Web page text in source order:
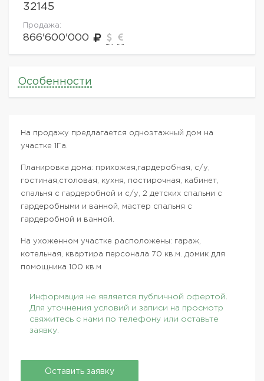
32145
Продажа:
866'600'000
Особенности
На продажу предлагается одноэтажный дом на
участке 1Га.
Планировка дома: прихожая,гардеробная, с/у,
гостиная,столовая, кухня, постирочная, кабинет,
спальня с гардеробной и с/у, 2 детских спальни с
гардеробными и ванной, мастер спальня с
гардеробной и ванной.
На ухоженном участке расположены: гараж,
котельная, квартира персонала 70 кв.м. домик для
помощника 100 кв.м
Информация не является публичной офертой.
Для уточнения условий и записи на просмотр
свяжитесь с нами по телефону или оставьте
заявку.
Оставить заявку